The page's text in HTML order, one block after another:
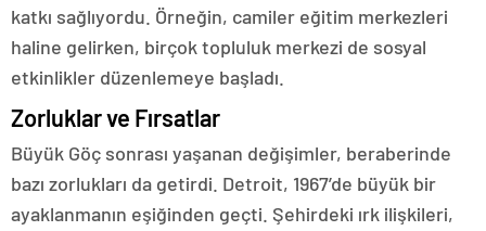
katkı sağlıyordu. Örneğin, camiler eğitim merkezleri
haline gelirken, birçok topluluk merkezi de sosyal
etkinlikler düzenlemeye başladı.
Zorluklar ve Fırsatlar
Büyük Göç sonrası yaşanan değişimler, beraberinde
bazı zorlukları da getirdi. Detroit, 1967’de büyük bir
ayaklanmanın eşiğinden geçti. Şehirdeki ırk ilişkileri,